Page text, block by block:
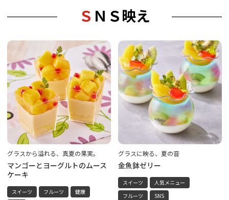
ＳＮＳ映え
グラスから溢れる、真夏の果実。
マンゴーとヨーグルトのムース
ケーキ
スイーツ フルーツ
健康
グラスに映る、夏の音
金魚鉢ゼリー
スイーツ
人気メニュー
フルーツ
SNS